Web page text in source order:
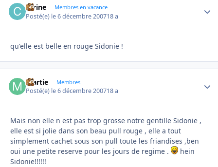
carine Membres en vacance
Posté(e) le 6 décembre 200718 a
qu'elle est belle en rouge Sidonie !
martie Membres
Posté(e) le 6 décembre 200718 a
Mais non elle n est pas trop grosse notre gentille Sidonie ,
elle est si jolie dans son beau pull rouge , elle a tout
simplement cachet sous son pull toute les friandises ,ben
oui une petite reserve pour les jours de regime .
hein
Sidonie!!!!!!